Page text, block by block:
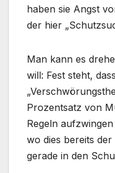
haben sie Angst
der hier
Man kann es
will: Fest steht,
Prozentsatz von
Regeln
wo dies bereits
gerade in den